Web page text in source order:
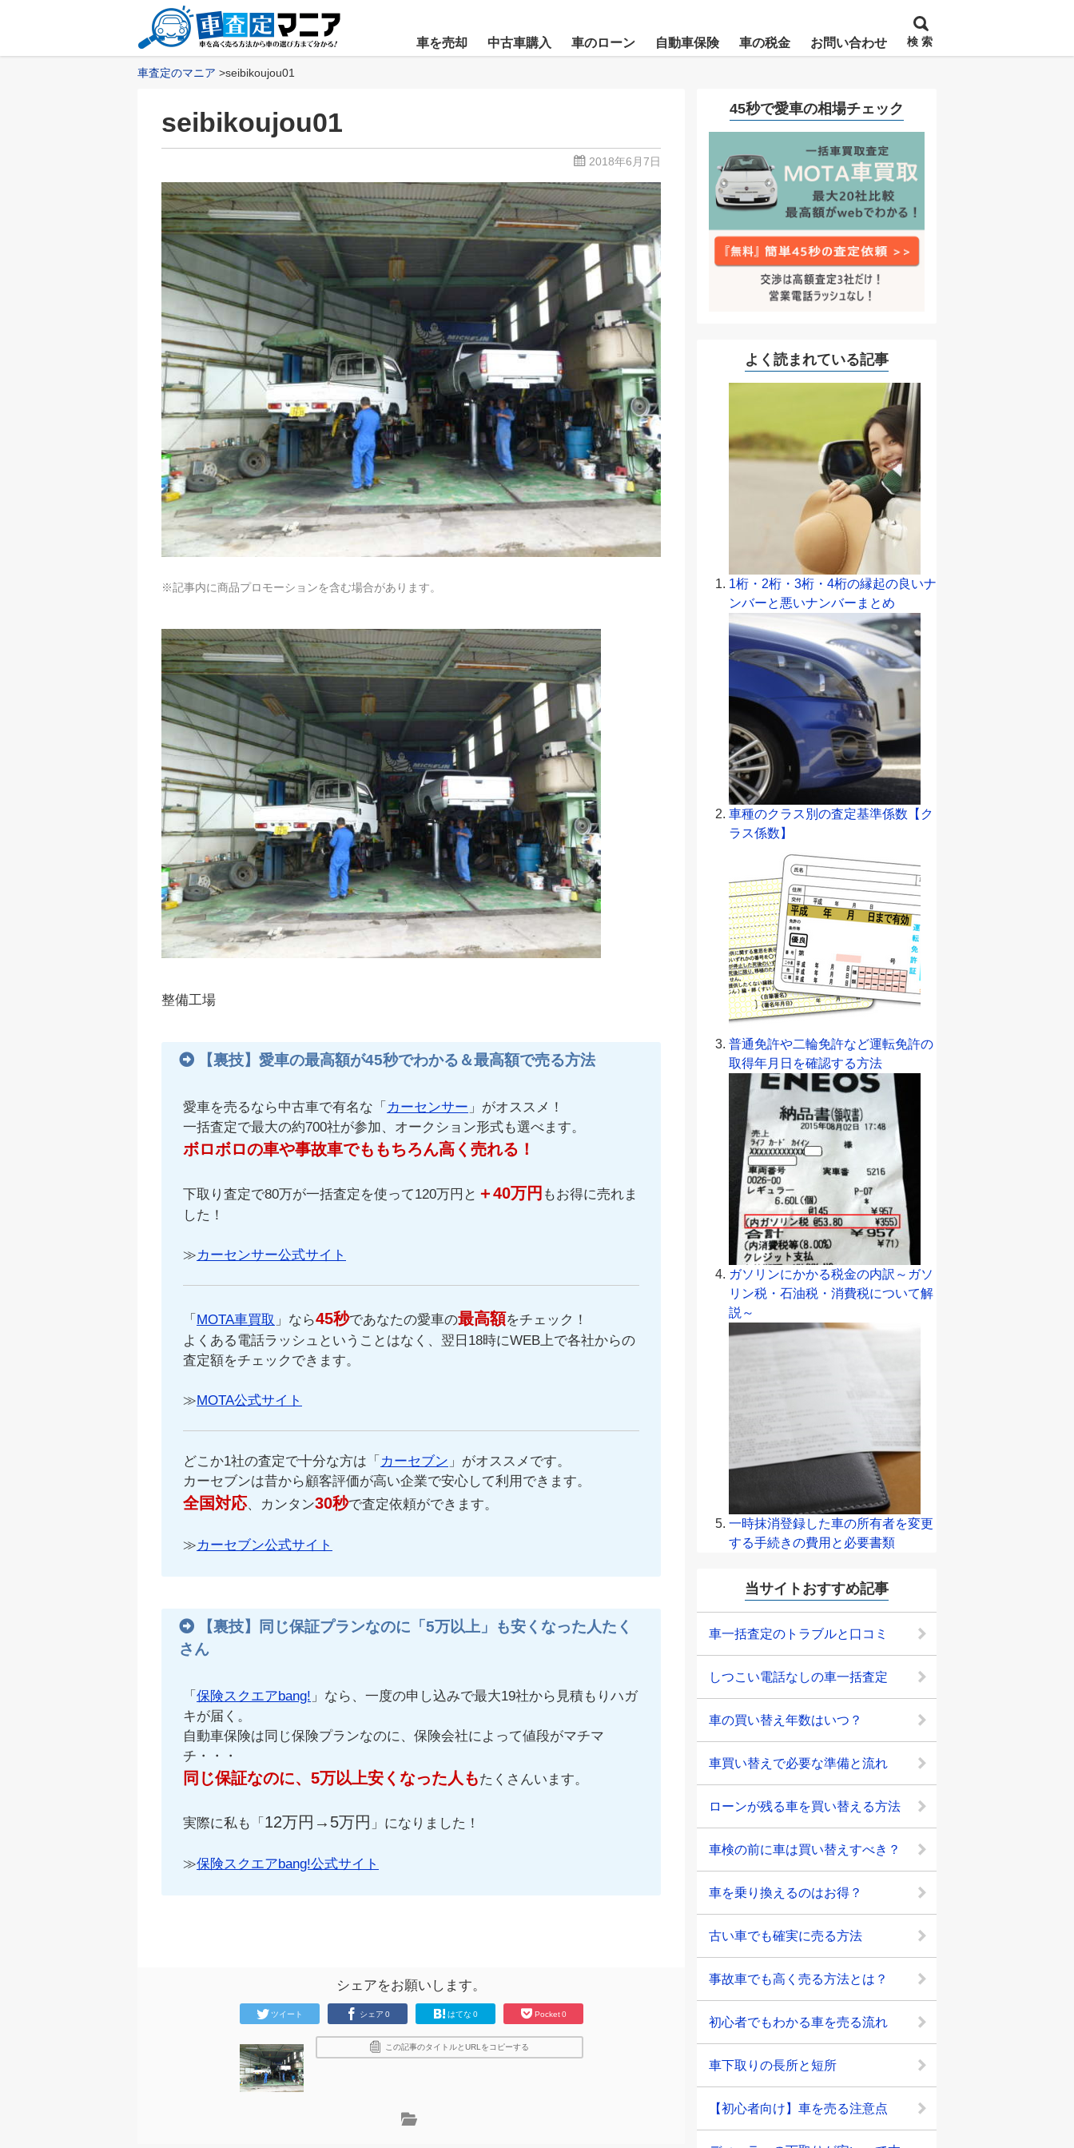
車を売却 中古車購入 車のローン 自動車保険 車の税金 お問い合わせ 検 索
車査定のマニア seibikoujou01
seibikoujou01
2018年6月7日
※記事内に商品プロモーションを含む場合があります。
整備工場
【裏技】愛車の最高額が45秒でわかる＆最高額で売る方法
愛車を売るなら中古車で有名な「 カーセンサー 」がオススメ！
一括査定で最大の約700社が参加、オークション形式も選べます。
ボロボロの車や事故車でももちろん高く売れる！
下取り査定で80万が一括査定を使って120万円と ＋40万円 もお得に売れま
した！
≫カーセンサー公式サイト
「 MOTA車買取 」なら45秒であなたの愛車の最高額をチェック！
よくある電話ラッシュということはなく、翌日18時にWEB上で各社からの
査定額をチェックできます。
≫MOTA公式サイト
どこか1社の査定で十分な方は「 カーセブン 」がオススメです。
カーセブンは昔から顧客評価が高い企業で安心して利用できます。
全国対応、カンタン30秒で査定依頼ができます。
≫カーセブン公式サイト
【裏技】同じ保証プランなのに「5万以上」も安くなった人たく
さん
「 保険スクエアbang! 」なら、一度の申し込みで最大19社から見積もりハガ
キが届く。
自動車保険は同じ保険プランなのに、保険会社によって値段がマチマ
チ・・・
同じ保証なのに、5万以上安くなった人もたくさんいます。
実際に私も「 12万円→5万円 」になりました！
≫保険スクエアbang!公式サイト
シェアをお願いします。
ツイート シェア 0 はてな 0 Pocket 0
この記事のタイトルとURLをコピーする
45秒で愛車の相場チェック
よく読まれている記事
1桁・2桁・3桁・4桁の縁起の良いナ
ンバーと悪いナンバーまとめ
車種のクラス別の査定基準係数【ク
ラス係数】
普通免許や二輪免許など運転免許の
取得年月日を確認する方法
ガソリンにかかる税金の内訳～ガソ
リン税・石油税・消費税について解
説～
一時抹消登録した車の所有者を変更
する手続きの費用と必要書類
当サイトおすすめ記事
車一括査定のトラブルと口コミ
しつこい電話なしの車一括査定
車の買い替え年数はいつ？
車買い替えで必要な準備と流れ
ローンが残る車を買い替える方法
車検の前に車は買い替えすべき？
車を乗り換えるのはお得？
古い車でも確実に売る方法
事故車でも高く売る方法とは？
初心者でもわかる車を売る流れ
車下取りの長所と短所
【初心者向け】車を売る注意点